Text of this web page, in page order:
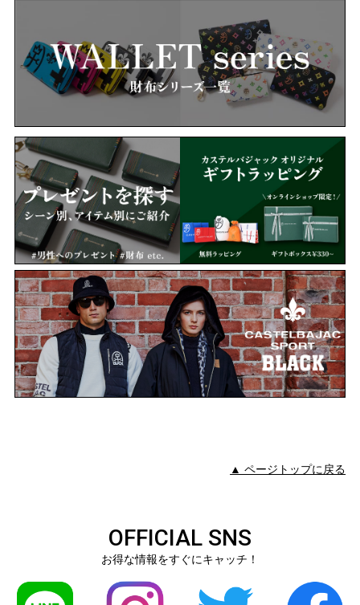
▲ ページトップに戻る
OFFICIAL SNS
お得な情報をすぐにキャッチ！